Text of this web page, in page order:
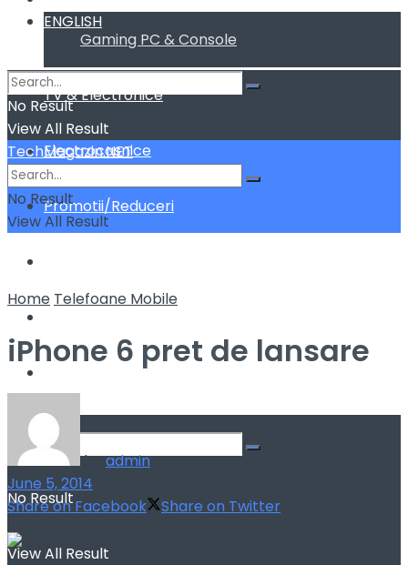
Gaming PC & Console
TV & Electronice
Electrocasnice
Promotii/Reduceri
No Result
View All Result
ENGLISH
No Result
View All Result
TechMagazin.NET
No Result
View All Result
Home Telefoane Mobile
iPhone 6 pret de lansare
byadmin
June 5, 2014
Share on Facebook
Share on Twitter